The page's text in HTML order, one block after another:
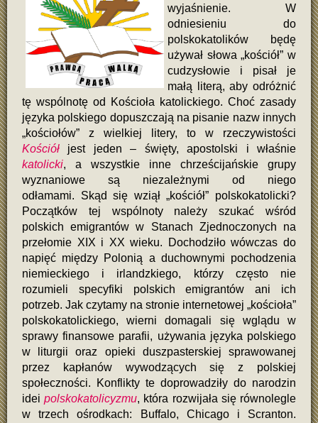
wyjaśnienie. W
odniesieniu do
polskokatolików będę
używał słowa „kościół” w
cudzysłowie i pisał je
małą literą, aby odróżnić
tę wspólnotę od Kościoła katolickiego. Choć zasady
języka polskiego dopuszczają na pisanie nazw innych
„kościołów” z wielkiej litery, to w rzeczywistości
Kościół jest jeden – święty, apostolski i właśnie
katolicki, a wszystkie inne chrześcijańskie grupy
wyznaniowe są niezależnymi od niego
odłamami. Skąd się wziął „kościół” polskokatolicki?
Początków tej wspólnoty należy szukać wśród
polskich emigrantów w Stanach Zjednoczonych na
przełomie XIX i XX wieku. Dochodziło wówczas do
napięć między Polonią a duchownymi pochodzenia
niemieckiego i irlandzkiego, którzy często nie
rozumieli specyfiki polskich emigrantów ani ich
potrzeb. Jak czytamy na stronie internetowej „kościoła”
polskokatolickiego, wierni domagali się wglądu w
sprawy finansowe parafii, używania języka polskiego
w liturgii oraz opieki duszpasterskiej sprawowanej
przez kapłanów wywodzących się z polskiej
społeczności. Konflikty te doprowadziły do narodzin
ideipolskokatolicyzmu, która rozwijała się równolegle
w trzech ośrodkach: Buffalo, Chicago i Scranton.